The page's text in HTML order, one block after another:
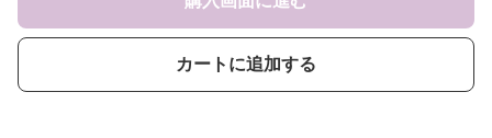
カートに追加する